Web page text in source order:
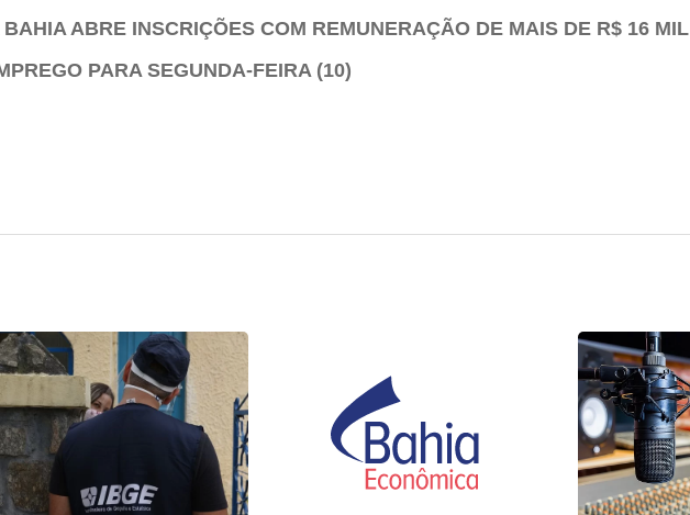
ABRE INSCRIÇÕES COM REMUNERAÇÃO DE MAIS DE R$ 16 MIL
PARA SEGUNDA-FEIRA (10)